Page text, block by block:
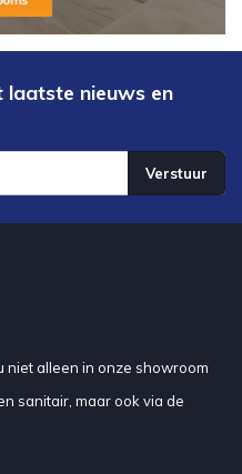
laatste nieuws en
Verstuur
niet alleen in onze showroom
sanitair, maar ook via de